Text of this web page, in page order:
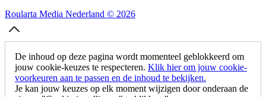
Roularta Media Nederland © 2026
De inhoud op deze pagina wordt momenteel geblokkeerd om
jouw cookie-keuzes te respecteren. Klik hier om jouw cookie-
voorkeuren aan te passen en de inhoud te bekijken.
Je kan jouw keuzes op elk moment wijzigen door onderaan de